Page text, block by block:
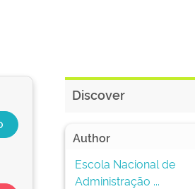
Discover
Author
Escola Nacional de
Administração ...